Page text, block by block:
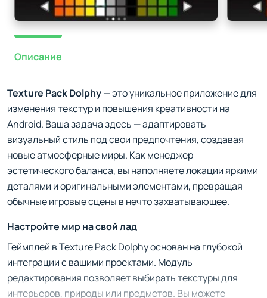
Описание
Texture Pack Dolphy— это уникальное приложение для
изменения текстур и повышения креативности на
Android. Ваша задача здесь — адаптировать
визуальный стиль под свои предпочтения, создавая
новые атмосферные миры. Как менеджер
эстетического баланса, вы наполняете локации яркими
деталями и оригинальными элементами, превращая
обычные игровые сцены в нечто захватывающее.
Настройте мир на свой лад
Геймплей в Texture Pack Dolphy основан на глубокой
интеграции с вашими проектами. Модуль
редактирования позволяет выбирать текстуры для
интерьеров, природы или предметов. Вы можете